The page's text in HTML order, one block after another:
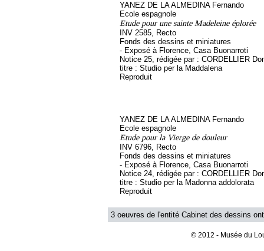
YANEZ DE LA ALMEDINA Fernando
Ecole espagnole
Etude pour une sainte Madeleine éplorée
INV 2585, Recto
Fonds des dessins et miniatures
- Exposé à Florence, Casa Buonarroti
Notice 25, rédigée par : CORDELLIER
titre : Studio per la Maddalena
Reproduit
YANEZ DE LA ALMEDINA Fernando
Ecole espagnole
Etude pour la Vierge de douleur
INV 6796, Recto
Fonds des dessins et miniatures
- Exposé à Florence, Casa Buonarroti
Notice 24, rédigée par : CORDELLIER
titre : Studio per la Madonna addolorata
Reproduit
3 oeuvres de l'entité Cabinet des dessins
© 2012 - Musée du